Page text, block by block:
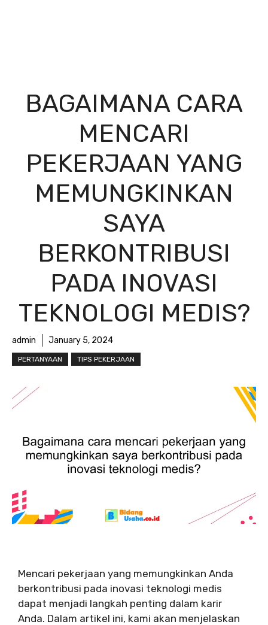
BAGAIMANA CARA
MENCARI
PEKERJAAN YANG
MEMUNGKINKAN
SAYA
BERKONTRIBUSI
PADA INOVASI
TEKNOLOGI MEDIS?
admin January 5, 2024
PERTANYAAN TIPS PEKERJAAN
Mencari pekerjaan yang memungkinkan Anda
berkontribusi pada inovasi teknologi medis
dapat menjadi langkah penting dalam karir
Anda. Dalam artikel ini, kami akan menjelaskan